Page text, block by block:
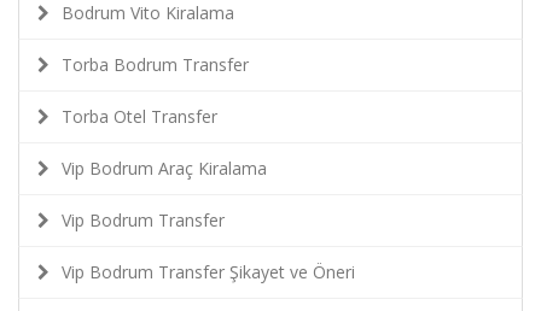
Bodrum Vito Kiralama
Torba Bodrum Transfer
Torba Otel Transfer
Vip Bodrum Araç Kiralama
Vip Bodrum Transfer
Vip Bodrum Transfer Şikayet ve Öneri